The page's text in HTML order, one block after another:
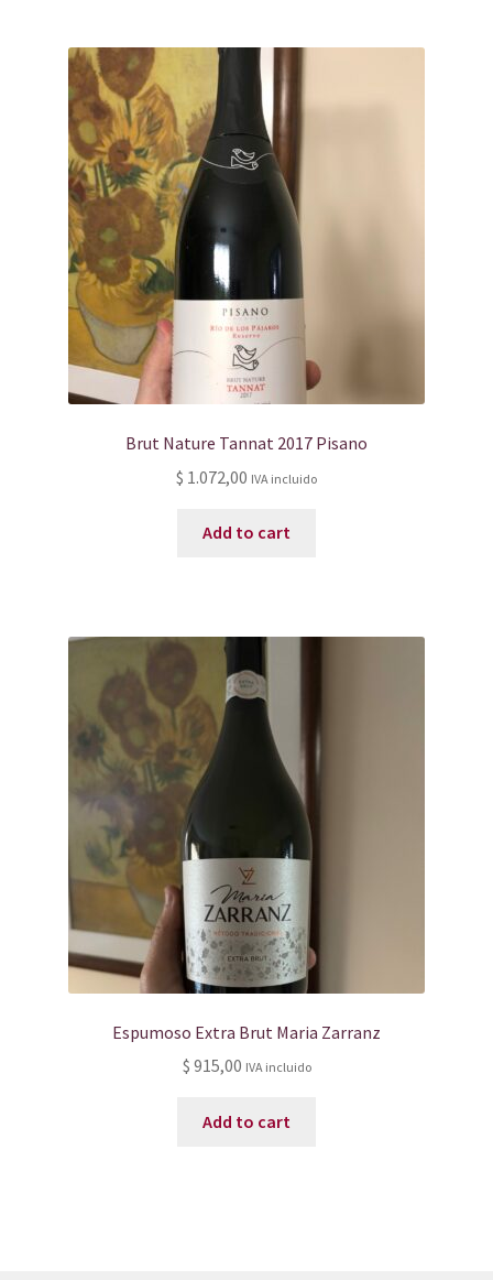
Brut Nature Tannat 2017 Pisano
$ 1.072,00 IVA incluido
Add to cart
Espumoso Extra Brut Maria Zarranz
$ 915,00 IVA incluido
Add to cart